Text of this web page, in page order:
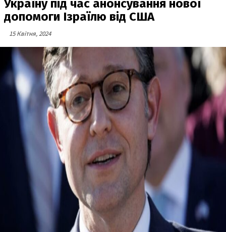
Україну під час анонсування нової
допомоги Ізраїлю від США
15 Квітня, 2024